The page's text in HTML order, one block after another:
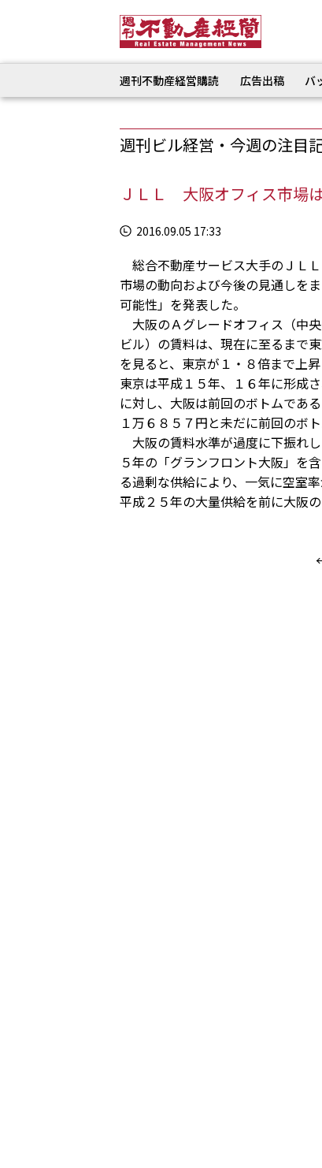
週刊不動産経営購読 広告出稿 バ
週刊ビル経営・今週の注目
ＪＬＬ 大阪オフィス市場
2016.09.05 17:33
総合不動産サービス大手のＪＬ
市場の動向および今後の見通しを
可能性」を発表した。
大阪のＡグレードオフィス（中
ビル）の賃料は、現在に至るまで
を見ると、東京が１・８倍まで上
東京は平成１５年、１６年に形成
に対し、大阪は前回のボトムであ
１万６８５７円と未だに前回のボ
大阪の賃料水準が過度に下振れ
５年の「グランフロント大阪」を
る過剰な供給により、一気に空室
平成２５年の大量供給を前に大阪